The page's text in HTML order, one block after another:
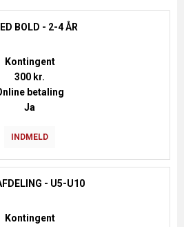
BOLD - 2-4 ÅR
Kontingent
300 kr.
betaling
Ja
INDMELD
- U5-U10
Kontingent